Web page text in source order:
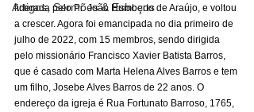
Artigos, Sermões & Esboços
liderada pelo Pr. João Humberto de Araújo, e voltou
a crescer. Agora foi emancipada no dia primeiro de
julho de 2022, com 15 membros, sendo dirigida
pelo missionário Francisco Xavier Batista Barros,
que é casado com Marta Helena Alves Barros e tem
um filho, Josebe Alves Barros de 22 anos. O
endereço da igreja é Rua Fortunato Barroso, 1765,